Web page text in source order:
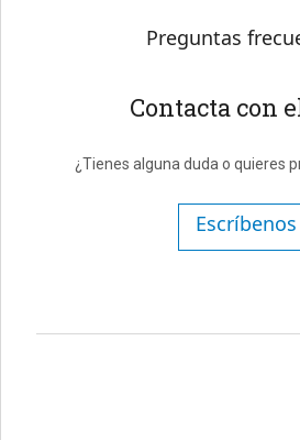
Preguntas
Contacta con
¿Tienes alguna duda o quieres
Escríbenos